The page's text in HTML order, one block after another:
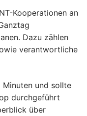
Kooperationen an
Dazu zählen
verantwortliche
und sollte
durchgeführt
über